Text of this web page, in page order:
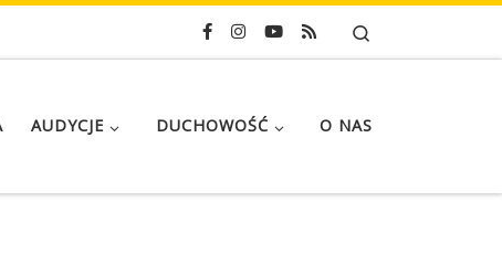
AUDYCJE DUCHOWOŚĆ O NAS